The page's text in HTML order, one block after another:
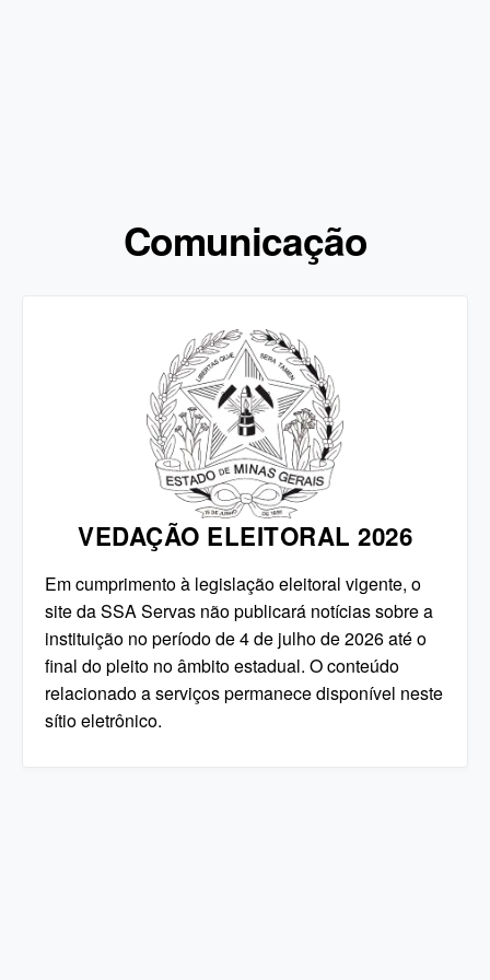
Comunicação
VEDAÇÃO ELEITORAL 2026
Em cumprimento à legislação eleitoral vigente, o
site da SSA Servas não publicará notícias sobre a
instituição no período de 4 de julho de 2026 até o
final do pleito no âmbito estadual. O conteúdo
relacionado a serviços permanece disponível neste
sítio eletrônico.